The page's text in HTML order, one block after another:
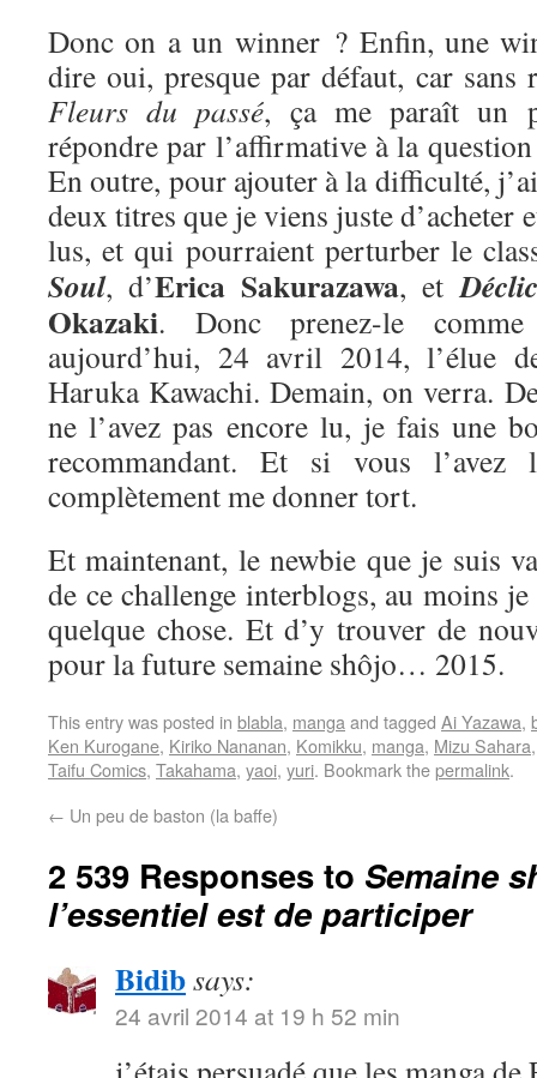
Donc on a un winner ? Enfin, une
dire oui, presque par défaut, car sans
Fleurs du passé, ça me paraît un
répondre par l’affirmative à la
En outre, pour ajouter à la difficulté,
deux titres que je viens juste d’acheter
lus, et qui pourraient perturber le
Soul, d’Erica Sakurazawa, et
Okazaki. Donc prenez-le
aujourd’hui, 24 avril 2014, l’élue
Haruka Kawachi. Demain, on verra.
ne l’avez pas encore lu, je fais une
recommandant. Et si vous l’avez
complètement me donner tort.
Et maintenant, le newbie que je suis
de ce challenge interblogs, au moins
quelque chose. Et d’y trouver de
pour la future semaine shôjo… 2015.
This entry was posted in blabla, mangaand tagged Ai Yazawa,
Ken Kurogane, Kiriko Nananan, Komikku, manga, Mizu Sahara
Taifu Comics, Takahama, yaoi, yuri. Bookmark thepermalink.
← Un peu de baston (la baffe)
2 539 Responses to Semaine
l’essentiel est de participer
Bidibsays:
24 avril 2014 at 19 h 52 min